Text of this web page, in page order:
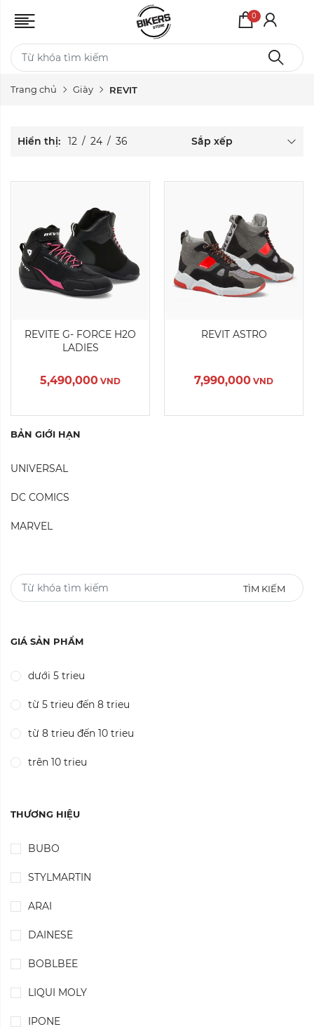
0
Trang chủ Giày REVIT
Hiển thị: 12 / 24 / 36 Sắp xếp
Màu sắc:
Kích cỡ:
REVITE G- FORCE H2O
LADIES
5,490,000 VND
Xóa
REVIT ASTRO
7,990,000 VND
BẢN GIỚI HẠN
UNIVERSAL
DC COMICS
MARVEL
TÌM KIẾM
GIÁ SẢN PHẨM
dưới 5 trieu
từ 5 trieu đến 8 trieu
từ 8 trieu đến 10 trieu
trên 10 trieu
THƯƠNG HIỆU
BUBO
STYLMARTIN
ARAI
DAINESE
BOBLBEE
LIQUI MOLY
IPONE